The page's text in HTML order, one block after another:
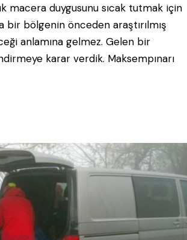
macera duygusunu sıcak tutmak için
bölgenin önceden araştırılmış
anlamına gelmez. Gelen bir
karar verdik. Maksempınarı